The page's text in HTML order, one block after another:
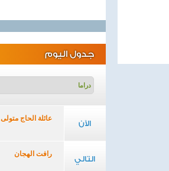
جدول اليوم
الآن
عائلة الحاج متولى
التالي
رافت الهجان